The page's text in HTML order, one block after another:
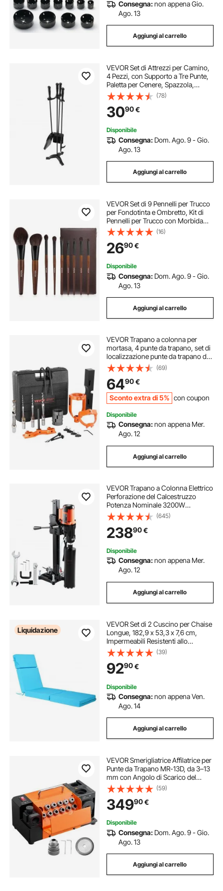
Consegna:non appena Gio.
Ago. 13
Aggiungi al carrello
VEVOR Set di Attrezzi per Camino,
4 Pezzi, con Supporto a Tre Punte,
Paletta per Cenere, Spazzola,
Attizzatoio per Camino, Accessori
per Camino in Ferro Battuto per
Falò da Interno Esterno, Nero
(78)
3090€
Disponibile
Consegna: Dom. Ago. 9 - Gio.
Ago. 13
Aggiungi al carrello
VEVOR Set di 9 Pennelli per Trucco
per Fondotinta e Ombretto, Kit di
Pennelli per Trucco con Morbida
Lana Naturale e Setole Sintetiche
Vegane, Impugnatura Ergonomica
in Legno, Custodia da Viaggio
(16)
2690€
Disponibile
Consegna: Dom. Ago. 9 - Gio.
Ago. 13
Aggiungi al carrello
VEVOR Trapano a colonna per
mortasa, 4 punte da trapano, set di
localizzazione punte da trapano da
banco, utensili per mortasa e
tenone con 5 boccole, per la
lavorazione del legno
(69)
6490€
Sconto extra di 5% con coupon
Disponibile
Consegna:non appena Mer.
Ago. 12
Aggiungi al carrello
VEVOR Trapano a Colonna Elettrico
Perforazione del Calcestruzzo
Potenza Nominale 3200W
Diametro Max. 20cm, Macchina
Carotatrice Elettrica 750 giri/min
Umido & Secco, Trapano per
Carotaggio Diamantato
(645)
23890€
Disponibile
Consegna:non appena Mer.
Ago. 12
Aggiungi al carrello
Liquidazione
VEVOR Set di 2 Cuscino per Chaise
Longue, 182,9 x 53,3 x 7,6 cm,
Impermeabili Resistenti allo
Sbiadimento, per Sdraio con Lacci,
Spessi Cuscini per Sdraio da
Giardino per Piscina, Verde Acqua
(39)
9290€
Disponibile
Consegna:non appena Ven.
Ago. 14
Aggiungi al carrello
VEVOR Smerigliatrice Affilatrice per
Punte da Trapano MR-13D, da 3–13
mm con Angolo di Scarico del
Labbro Regolabile, Labbro di Taglio
Anteriore e Angolo di Punta di
95°-135°, con 11 Pinze
(59)
34990€
Disponibile
Consegna: Dom. Ago. 9 - Gio.
Ago. 13
Aggiungi al carrello